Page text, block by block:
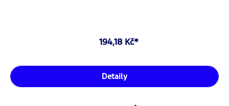
194,18 Kč*
Detaily